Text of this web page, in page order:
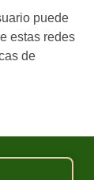
puede
estas redes
de